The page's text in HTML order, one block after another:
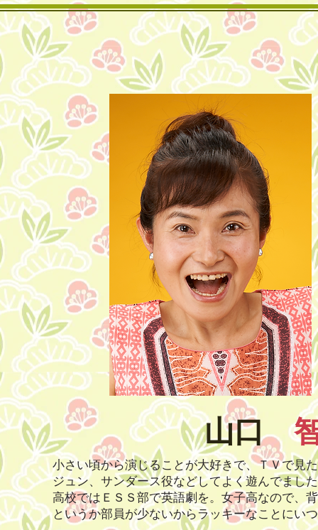
山口
小さい頃から演じることが大好きで、ＴＶで見
ジュン、 サンダース役などしてよく遊んでまし
高校ではＥＳＳ部で英語劇を。女子高なので、
というか部員が少ないからラッキーなことにい